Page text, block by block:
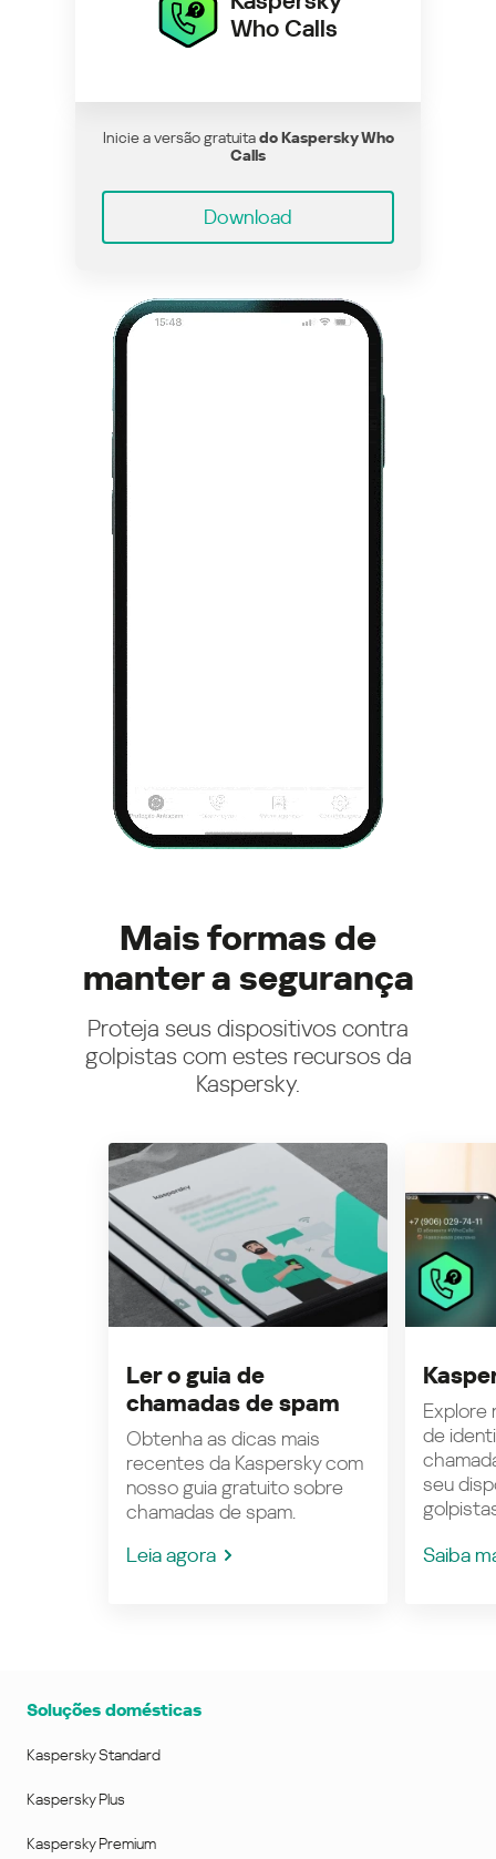
Who Calls
Inicie a versão gratuitado Kaspersky Who
Calls
Download
Mais formas de
manter a segurança
Proteja seus dispositivos contra
golpistas com estes recursos da
Kaspersky.
Ler o guia de
chamadas de spam
Obtenha as dicas mais
recentes da Kaspersky com
nosso guia gratuito sobre
chamadas de spam.
Leia agora
Explore
de
seu
Saiba
Soluções domésticas
Kaspersky Standard
Kaspersky Plus
Kaspersky Premium